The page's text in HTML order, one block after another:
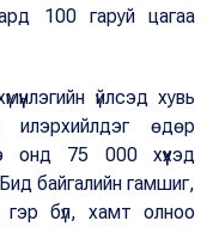
100 гаруй цагаа
үйлсэд хувь
илэрхийлдэг өдөр
онд 75 000 хүүхэд
Бид байгалийн гамшиг,
гэр бүл, хамт олноо